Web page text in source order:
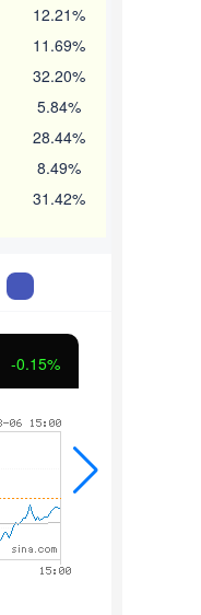
12.21%
11.69%
32.20%
5.84%
28.44%
8.49%
31.42%
-0.15%